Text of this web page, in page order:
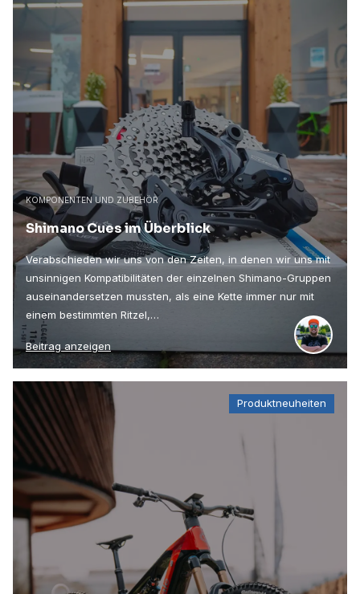
KOMPONENTEN UND ZUBEHÖR
Shimano Cues im Überblick
Verabschieden wir uns von den Zeiten, in denen wir uns mit
unsinnigen Kompatibilitäten der einzelnen Shimano-Gruppen
auseinandersetzen mussten, als eine Kette immer nur mit
einem bestimmten Ritzel,…
Beitrag anzeigen
Produktneuheiten